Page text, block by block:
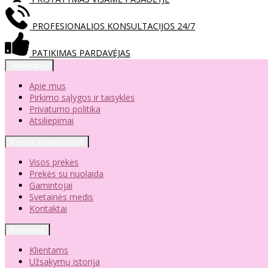
PROFESIONALIOS KONSULTACIJOS 24/7
PATIKIMAS PARDAVĖJAS
Apie mus
Pirkimo sąlygos ir taisyklės
Privatumo politika
Atsiliepimai
Visos prekės
Prekės su nuolaida
Gamintojai
Svetainės medis
Kontaktai
Klientams
Užsakymų istorija